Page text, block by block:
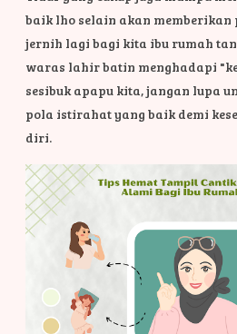
baik lho selain akan
jernih lagi bagi kita ibu rumah
waras lahir batin menghadapi
sesibuk apapu kita, jangan lupa
pola istirahat yang baik demi
diri.